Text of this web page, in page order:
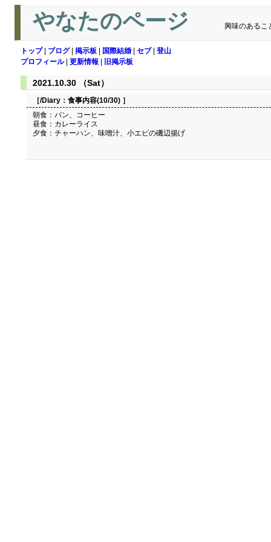
やなたのページ 興味のあるこ
トップ| ブログ| 掲示板 国際結婚 セブ| 登山
プロフィール| 更新情報 旧掲示板
2021.10.30 （Sat）
［/Diary： 食事内容(10/30) ］
朝食：パン、コーヒー
昼食：カレーライス
夕食：チャーハン、味噌汁、小エビの磯辺揚げ